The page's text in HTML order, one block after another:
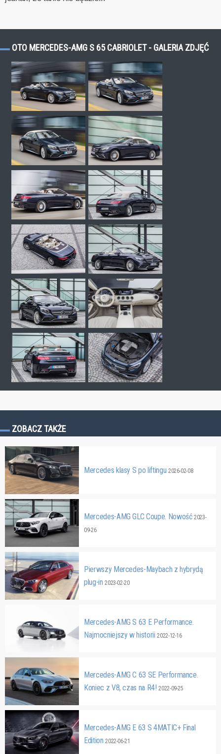
OTO MERCEDES-AMG S 65 CABRIOLET - GALERIA ZDJĘĆ
ZOBACZ TAKŻE
Mercedes klasy S po liftingu 2026-02-08
Mercedes-AMG GLC Coupe. Nowość2023-
09-26
Pierwszy Mercedes-Maybach z hybrydą
plug-in2023-02-20
Mercedes-AMG S 63 E Performance.
Najmocniejszy w historii2022-12-16
Mercedes-AMG C 63 SE Performance.
Koniec z V8, czas na R4!2022-09-25
Mercedes-AMG E 63 S 4MATIC+ Final
Edition2022-06-21